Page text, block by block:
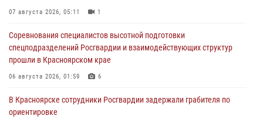
07 августа 2026, 05:11 1
Соревнования специалистов высотной подготовки
спецподразделений Росгвардии и взаимодействующих структур
прошли в Красноярском крае
06 августа 2026, 01:59 6
В Красноярске сотрудники Росгвардии задержали грабителя по
ориентировке